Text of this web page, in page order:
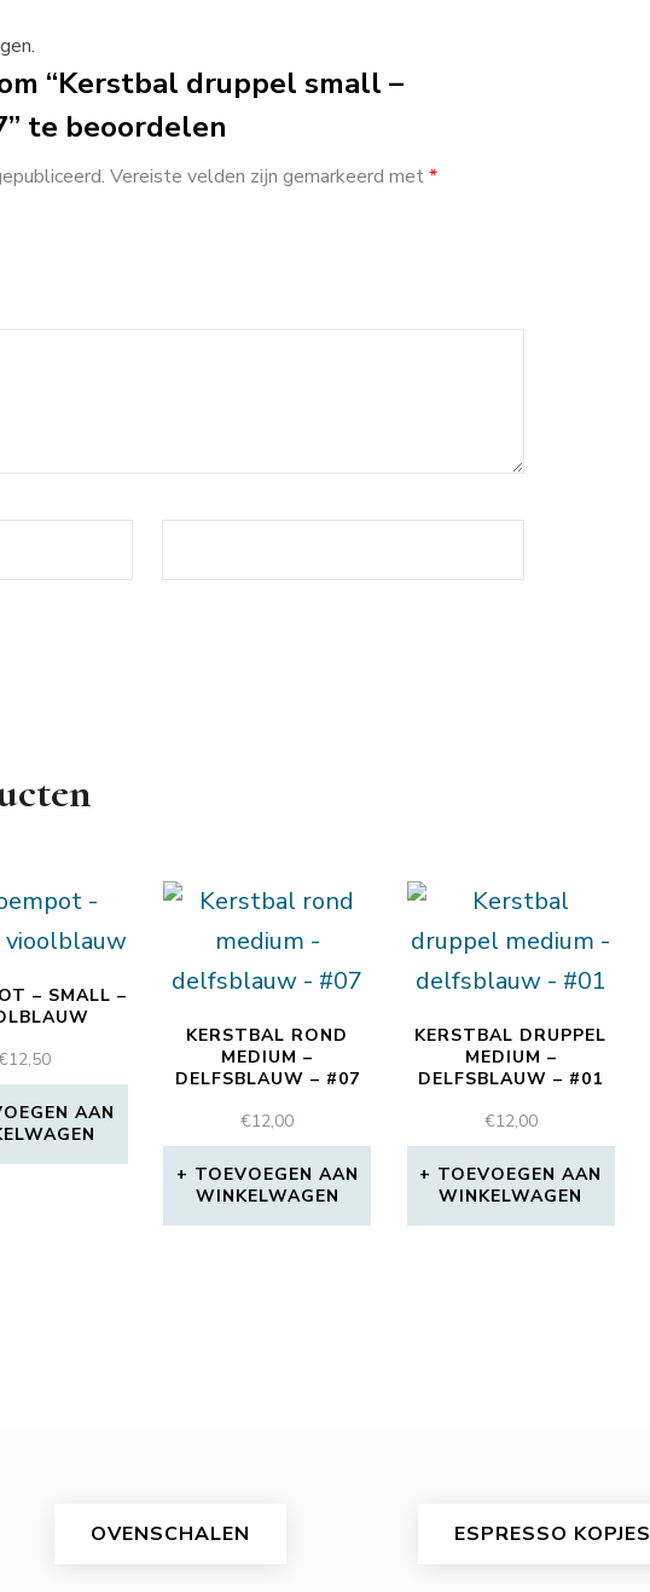
“Kerstbal druppel small –
te beoordelen
Vereiste velden zijn gemarkeerd met*
– SMALL –
12,50
AAN
KERSTBAL ROND
MEDIUM –
DELFSBLAUW – #07
€12,00
TOEVOEGEN AAN
WINKELWAGEN
KERSTBAL DRUPPEL
MEDIUM –
DELFSBLAUW – #01
€12,00
TOEVOEGEN AAN
WINKELWAGEN
OVENSCHALEN ESPRESSO KOPJES